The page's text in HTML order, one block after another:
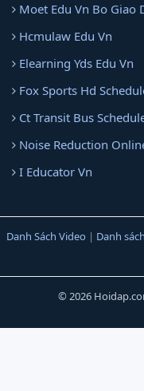
Moet Edu Vn Bo Giao
Hcmulaw Edu Vn
Elearning Yds Edu Vn
Fox Sports Hd
Ct Transit Bus
Noise Reduction
I Educator Vn
Danh Sách Video | Danh
© 2026